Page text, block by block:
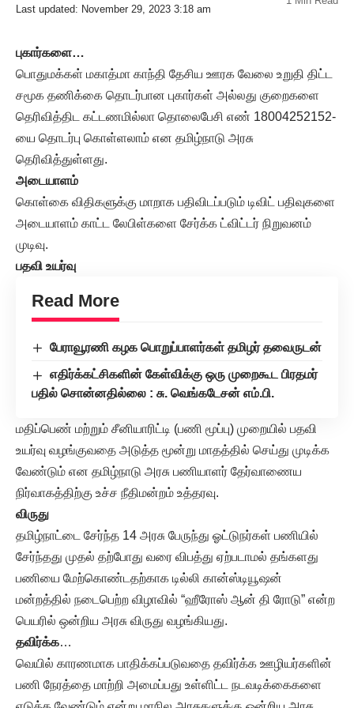
Last updated: November 29, 2023 3:18 am
புகார்களை…
பொதுமக்கள் மகாத்மா காந்தி தேசிய ஊரக வேலை உறுதி திட்ட
சமூக தணிக்கை தொடர்பான புகார்கள் அல்லது குறைகளை
தெரிவித்திட கட்டணமில்லா தொலைபேசி எண் 18004252152-
யை தொடர்பு கொள்ளலாம் என தமிழ்நாடு அரசு
தெரிவித்துள்ளது.
அடையாளம்
கொள்கை விதிகளுக்கு மாறாக பதிவிடப்படும் டிவிட் பதிவுகளை
அடையாளம் காட்ட லேபிள்களை சேர்க்க ட்விட்டர் நிறுவனம்
முடிவு.
பதவி உயர்வு
Read More
பேராவூரணி கழக பொறுப்பாளர்கள் தமிழர் தவைருடன்
எதிர்க்கட்சிகளின் கேள்விக்கு ஒரு முறைகூட பிரதமர்
பதில் சொன்னதில்லை : சு. வெங்கடேசன் எம்.பி.
மதிப்பெண் மற்றும் சீனியாரிட்டி (பணி மூப்பு) முறையில் பதவி
உயர்வு வழங்குவதை அடுத்த மூன்று மாதத்தில் செய்து முடிக்க
வேண்டும் என தமிழ்நாடு அரசு பணியாளர் தேர்வாணைய
நிர்வாகத்திற்கு உச்ச நீதிமன்றம் உத்தரவு.
விருது
தமிழ்நாட்டை சேர்ந்த 14 அரசு பேருந்து ஓட்டுநர்கள் பணியில்
சேர்ந்தது முதல் தற்போது வரை விபத்து ஏற்படாமல் தங்களது
பணியை மேற்கொண்டதற்காக டில்லி கான்ஸ்டியூஷன்
மன்றத்தில் நடைபெற்ற விழாவில் “ஹீரோஸ் ஆன் தி ரோடு” என்ற
பெயரில் ஒன்றிய அரசு விருது வழங்கியது.
தவிர்க்க…
வெயில் காரணமாக பாதிக்கப்படுவதை தவிர்க்க ஊழியர்களின்
பணி நேரத்தை மாற்றி அமைப்பது உள்ளிட்ட நடவடிக்கைகளை